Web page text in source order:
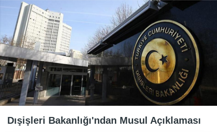
Dışişleri Bakanlığı'ndan Musul Açıklaması